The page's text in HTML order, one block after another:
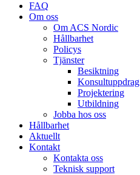
FAQ
Om oss
Om ACS Nordic
Hållbarhet
Policys
Tjänster
Besiktning
Konsultuppdrag
Projektering
Utbildning
Jobba hos oss
Hållbarhet
Aktuellt
Kontakt
Kontakta oss
Teknisk support